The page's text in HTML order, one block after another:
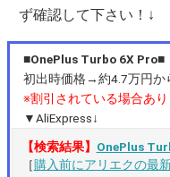
ず確認して下さい！↓
■OnePlus Turbo 6X Pro■
初出時価格→約4.7万円か
※割引されている場合あ
▼AliExpress↓
【検索結果】 OnePlus
［購入前にアリエクの最